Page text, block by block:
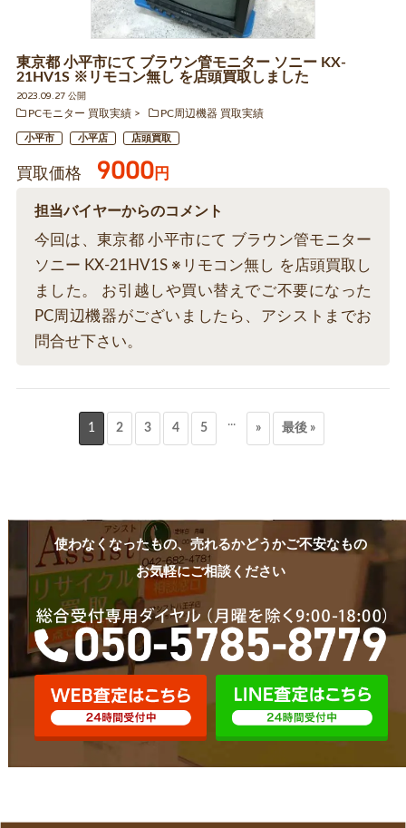
東京都 小平市にて ブラウン管モニター ソニー KX-
21HV1S ※リモコン無し を店頭買取しました
2023.09.27 公開
PCモニター 買取実績
PC周辺機器 買取実績
小平市 小平店 店頭買取
買取価格 9000円
担当バイヤーからのコメント
今回は、東京都 小平市にて ブラウン管モニター
ソニー KX-21HV1S ※リモコン無し を店頭買取し
ました。 お引越しや買い替えでご不要になった
PC周辺機器がございましたら、アシストまでお
問合せ下さい。
1 2 3 4 5 ... » 最後 »
使わなくなったもの、売れるかどうかご不安なもの
お気軽にご相談ください